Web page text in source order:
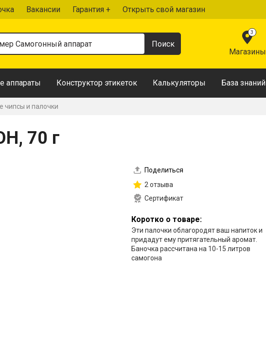
Вакансии Гарантия + Открыть свой магазин
3
Магазины
аппараты Конструктор этикеток Калькуляторы База знаний
чипсы и палочки
70 г
Поделиться
2 отзыва
Сертификат
Коротко о товаре:
Эти палочки облагородят ваш напиток и
придадут ему притягательный аромат.
Баночка рассчитана на 10-15 литров
самогона